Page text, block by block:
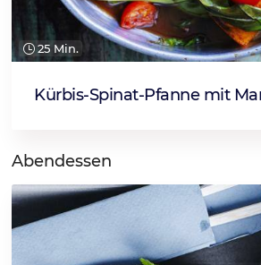
25 Min.
Kürbis-Spinat-Pfanne mit
Abendessen